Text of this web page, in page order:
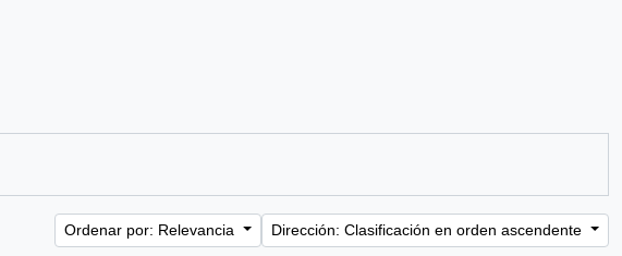
Ordenar por: Relevancia Dirección: Clasificación en orden ascendente